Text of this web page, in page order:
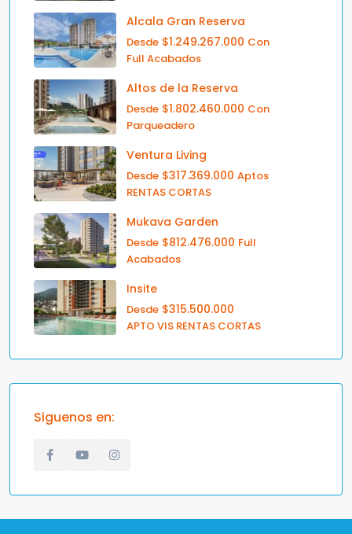
Alcala Gran Reserva
Desde $1.249.267.000 Con
Full Acabados
Altos de la Reserva
Desde $1.802.460.000 Con
Parqueadero
Ventura Living
Desde $317.369.000 Aptos
RENTAS CORTAS
Mukava Garden
Desde $812.476.000 Full
Acabados
Insite
Desde $315.500.000
APTO VIS RENTAS CORTAS
Siguenos en: